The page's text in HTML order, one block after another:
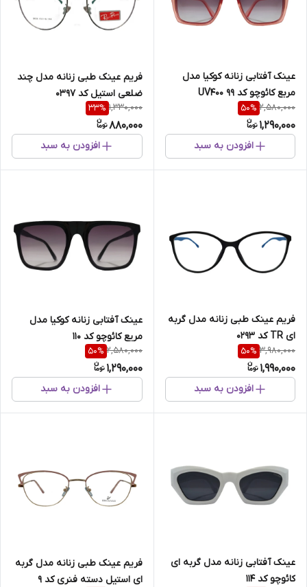
عینک آفتابی زنانه کوکیا مدل
مربع کائوچو کد 99 UV400
2,580,000
50%
1,290,000
افزودن به سبد
فریم عینک طبی زنانه مدل چند
ضلعی استیل کد 0397
1,330,000
33%
880,000
افزودن به سبد
فریم عینک طبی زنانه مدل گربه
ای TR کد 0293
3,980,000
50%
1,990,000
افزودن به سبد
عینک آفتابی زنانه کوکیا مدل
مریع کائوچو کد 110
2,580,000
50%
1,290,000
افزودن به سبد
عینک آفتابی زنانه مدل گربه ای
کائوچو کد 114
فریم عینک طبی زنانه مدل گربه
ای استیل دسته فنری کد 9